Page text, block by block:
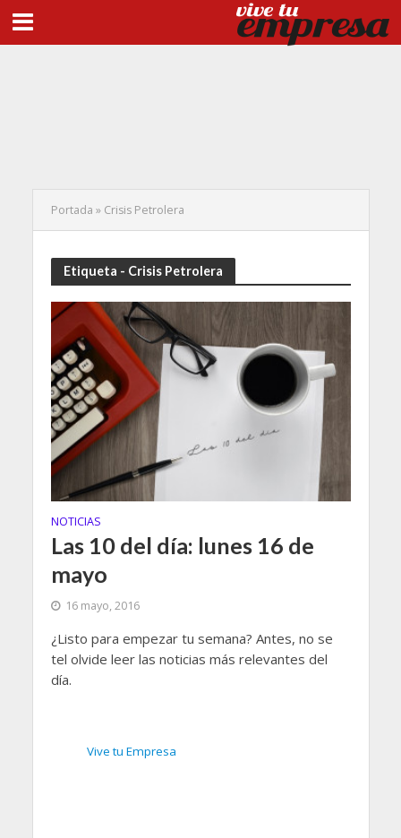
Portada » Crisis Petrolera
Etiqueta - Crisis Petrolera
NOTICIAS
Las 10 del día: lunes 16 de
mayo
16 mayo, 2016
¿Listo para empezar tu semana? Antes, no se
tel olvide leer las noticias más relevantes del
día.
Vive tu Empresa